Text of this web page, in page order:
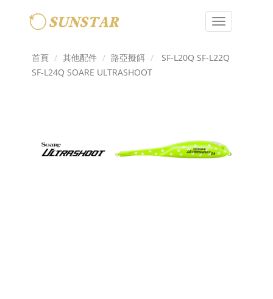
Toggle
首頁
其他配件 路亞擬餌
SF-L20Q SF-L22Q
SF-L24Q SOARE ULTRASHOOT